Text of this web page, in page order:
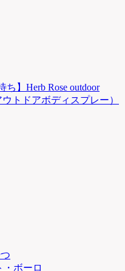
】Herb Rose outdoor
トドアボディスプレー）
・ボーロ